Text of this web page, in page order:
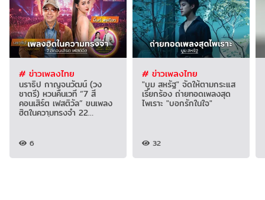
# ข่าวเพลงไทย
นราธิป กาญจนวัฒน์ (วง
ชาตรี) หวนคืนเวที “7 สี
คอนเสิร์ต เฟสติวัล” ขนเพลง
ฮิตในความทรงจำ 22
6
# ข่าวเพลงไทย
"บูม สหรัฐ" จัดให้ตามกระแส
เรียกร้อง ถ่ายทอดเพลงสุด
ไพเราะ "บอกรักในใจ"
32